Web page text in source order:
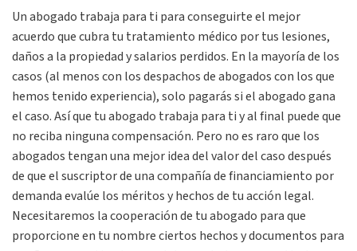
Un abogado trabaja para ti para conseguirte el mejor
acuerdo que cubra tu tratamiento médico por tus lesiones,
daños a la propiedad y salarios perdidos. En la mayoría de los
casos (al menos con los despachos de abogados con los que
hemos tenido experiencia), solo pagarás si el abogado gana
el caso. Así que tu abogado trabaja para ti y al final puede que
no reciba ninguna compensación. Pero no es raro que los
abogados tengan una mejor idea del valor del caso después
de que el suscriptor de una compañía de financiamiento por
demanda evalúe los méritos y hechos de tu acción legal.
Necesitaremos la cooperación de tu abogado para que
proporcione en tu nombre ciertos hechos y documentos para